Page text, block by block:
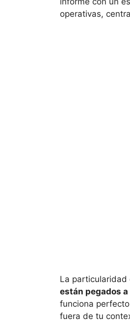
operativas,
La particularidad
están pegados
funciona
fuera de tu